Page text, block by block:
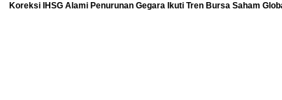
IHSG Alami Penurunan Gegara Ikuti Tren Bursa Saham Global